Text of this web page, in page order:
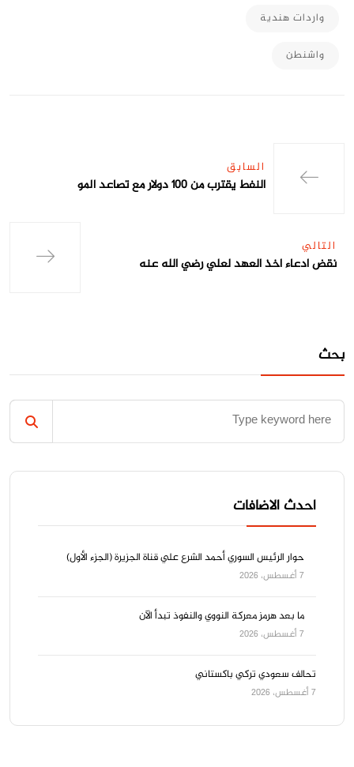
واردات هندية
واشنطن
السابق
النفط يقترب من 100 دولار مع تصاعد المو
التالي
نقض ادعاء اخذ العهد لعلي رضي الله عنه
بحث
احدث الاضافات
حوار الرئيس السوري أحمد الشرع علي قناة الجزيرة (الجزء الأول)
7 أغسطس، 2026
ما بعد هرمز معركة النووي والنفوذ تبدأ الآن
7 أغسطس، 2026
تحالف سعودي تركي باكستاني
7 أغسطس، 2026